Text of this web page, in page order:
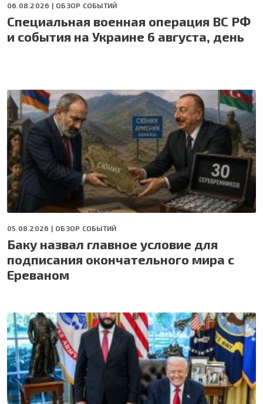
06.08.2026 | ОБЗОР СОБЫТИЙ
Специальная военная операция ВС РФ
и события на Украине 6 августа, день
05.08.2026 | ОБЗОР СОБЫТИЙ
Баку назвал главное условие для
подписания окончательного мира с
Ереваном